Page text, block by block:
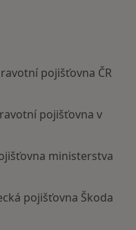
pojišťovna ČR
pojišťovna v
ministerstva
pojišťovna Škoda